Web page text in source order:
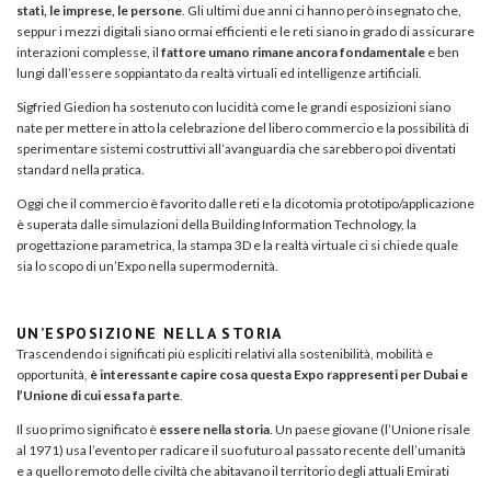
stati, le imprese, le persone . Gli ultimi due anni ci hanno però insegnato che,
seppur i mezzi digitali siano ormai efficienti e le reti siano in grado di assicurare
interazioni complesse, il fattore umano rimane ancora fondamentale e ben
lungi dall’essere soppiantato da realtà virtuali ed intelligenze artificiali.
Sigfried Giedion ha sostenuto con lucidità come le grandi esposizioni siano
nate per mettere in atto la celebrazione del libero commercio e la possibilità di
sperimentare sistemi costruttivi all’avanguardia che sarebbero poi diventati
standard nella pratica.
Oggi che il commercio è favorito dalle reti e la dicotomia prototipo/applicazione
è superata dalle simulazioni della Building Information Technology, la
progettazione parametrica, la stampa 3D e la realtà virtuale ci si chiede quale
sia lo scopo di un’Expo nella supermodernità.
UN’ESPOSIZIONE NELLA STORIA
Trascendendo i significati più espliciti relativi alla sostenibilità, mobilità e
opportunità, è interessante capire cosa questa Expo rappresenti per Dubai e
l’Unione di cui essa fa parte
Il suo primo significato è essere nella storia . Un paese giovane (l’Unione risale
al 1971) usa l’evento per radicare il suo futuro al passato recente dell’umanità
e a quello remoto delle civiltà che abitavano il territorio degli attuali Emirati